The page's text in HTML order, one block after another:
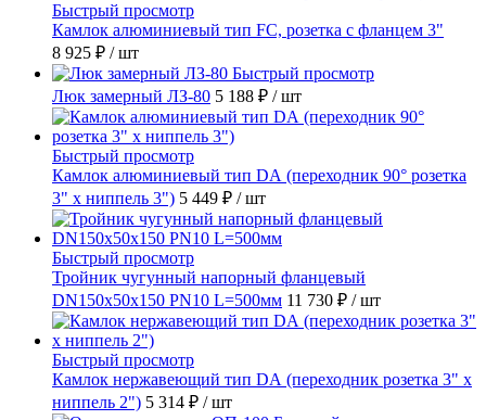
Быстрый просмотр
Камлок алюминиевый тип FC, розетка с фланцем 3"
8 925 ₽ / шт
Быстрый просмотр
Люк замерный ЛЗ-80 5 188 ₽ / шт
Быстрый просмотр
Камлок алюминиевый тип DА (переходник 90° розетка
3" х ниппель 3") 5 449 ₽ / шт
Быстрый просмотр
Тройник чугунный напорный фланцевый
DN150х50х150 PN10 L=500мм 11 730 ₽ / шт
Быстрый просмотр
Камлок нержавеющий тип DА (переходник розетка 3" х
ниппель 2") 5 314 ₽ / шт